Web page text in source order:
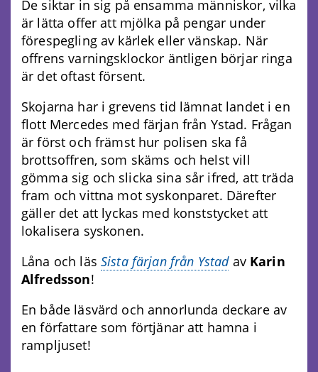
De siktar in sig på ensamma människor, vilka
är lätta offer att mjölka på pengar under
förespegling av kärlek eller vänskap. När
offrens varningsklockor äntligen börjar ringa
är det oftast försent.
Skojarna har i grevens tid lämnat landet i en
flott Mercedes med färjan från Ystad. Frågan
är först och främst hur polisen ska få
brottsoffren, som skäms och helst vill
gömma sig och slicka sina sår ifred, att träda
fram och vittna mot syskonparet. Därefter
gäller det att lyckas med konststycket att
lokalisera syskonen.
Låna och läs Sista färjan från Ystad av Karin
Alfredsson!
En både läsvärd och annorlunda deckare av
en författare som förtjänar att hamna i
rampljuset!